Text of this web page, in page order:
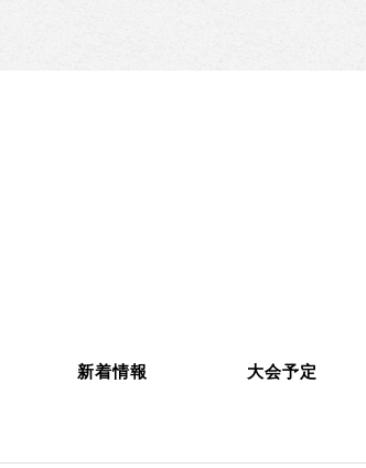
新着情報 大会予定